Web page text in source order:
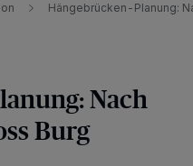
Hängebrücken-Planung:
Nach
Burg